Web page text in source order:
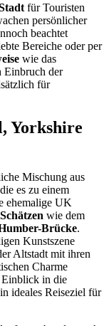
für Touristen
persönlicher
beachtet
Bereiche oder per
wie das
Einbruch der
für
Yorkshire
Mischung aus
es zu einem
ehemalige UK
wie dem
Brücke.
Kunstszene
Altstadt mit ihren
Charme
Einblick in die
ideales Reiseziel für